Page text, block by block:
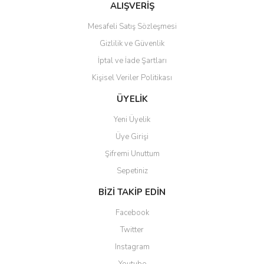
Gönder
ALIŞVERİŞ
Mesafeli Satış Sözleşmesi
Gizlilik ve Güvenlik
İptal ve İade Şartları
Kişisel Veriler Politikası
ÜYELİK
Yeni Üyelik
Üye Girişi
Şifremi Unuttum
Sepetiniz
BİZİ TAKİP EDİN
Facebook
Twitter
Instagram